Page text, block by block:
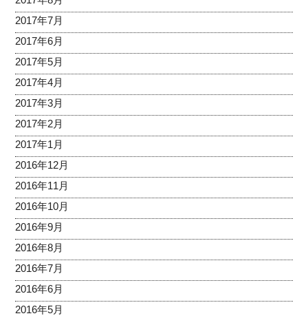
2017年7月
2017年6月
2017年5月
2017年4月
2017年3月
2017年2月
2017年1月
2016年12月
2016年11月
2016年10月
2016年9月
2016年8月
2016年7月
2016年6月
2016年5月